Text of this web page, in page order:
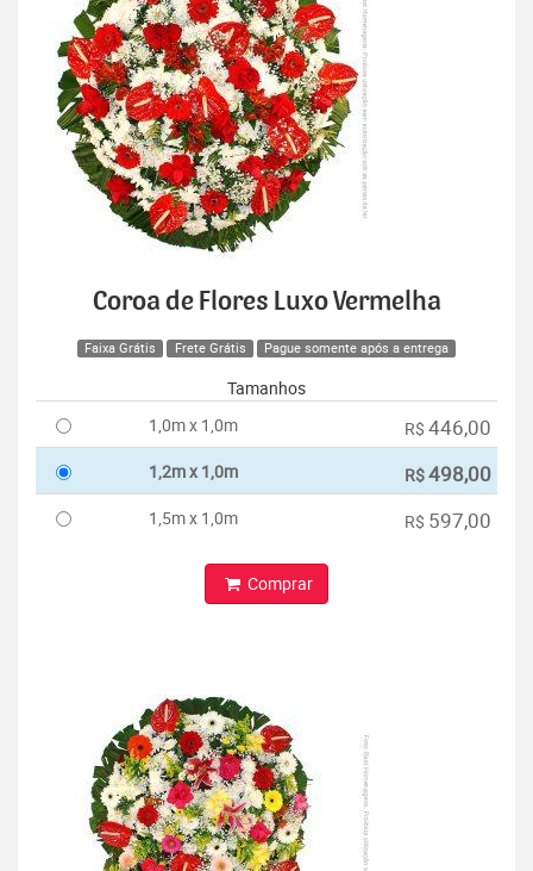
Coroa de Flores Luxo Vermelha
Faixa Grátis Frete Grátis Pague somente após a entrega
Tamanhos
1,0m x 1,0m
R$ 446,00
1,2m x 1,0m R$498,00
1,5m x 1,0m R$ 597,00
Comprar